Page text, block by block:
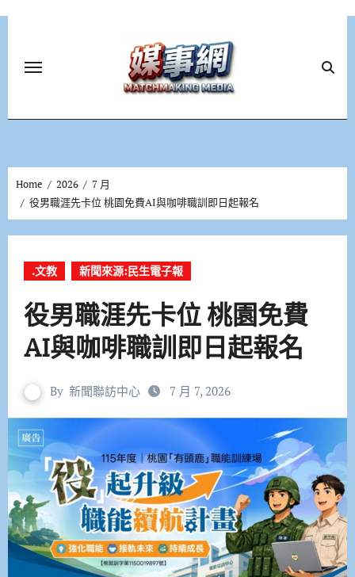
Home 2026
7 月
役男職涯先卡位 桃園免費AI與咖啡職訓即日起報名
.文教 新聞來源:民生電子報
役男職涯先卡位 桃園免費
AI與咖啡職訓即日起報名
By 新聞聯訪中心 7 月 7, 2026